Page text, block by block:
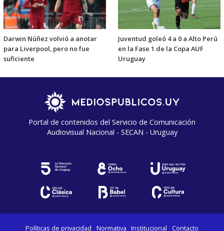
Darwin Núñez volvió a anotar
para Liverpool, pero no fue
suficiente
Juventud goleó 4 a 0 a Alto Perú
en la Fase 1 de la Copa AUF
Uruguay
Portal de contenidos del Servicio de Comunicación
Audiovisual Nacional - SECAN - Uruguay
Políticas de privacidad Normativa Institucional Contacto